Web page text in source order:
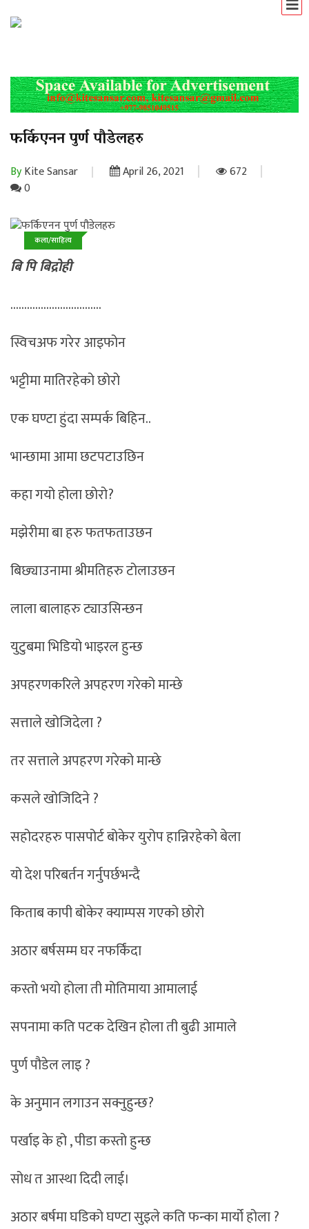
फर्किएनन पुर्ण पौडेलहरु
ByKite Sansar April 26, 2021
672
0
कला/साहित्य
बि पि बिद्रोही
……………………………
स्विचअफ गरेर आइफोन
भट्टीमा मातिरहेको छोरो
एक घण्टा हुंदा सम्पर्क बिहिन..
भान्छामा आमा छटपटाउछिन
कहा गयो होला छोरो?
मझेरीमा बा हरु फतफताउछन
बिछ्याउनामा श्रीमतिहरु टोलाउछन
लाला बालाहरु ट्याउसिन्छन
युटुबमा भिडियो भाइरल हुन्छ
अपहरणकरिले अपहरण गरेको मान्छे
सत्ताले खोजिदेला ?
तर सत्ताले अपहरण गरेको मान्छे
कसले खोजिदिने ?
सहोदरहरु पासपोर्ट बोकेर युरोप हान्निरहेको बेला
यो देश परिबर्तन गर्नुपर्छभन्दै
किताब कापी बोकेर क्याम्पस गएको छोरो
अठार बर्षसम्म घर नफर्किंदा
कस्तो भयो होला ती मोतिमाया आमालाई
सपनामा कति पटक देखिन होला ती बुढी आमाले
पुर्ण पौडेल लाइ ?
के अनुमान लगाउन सक्नुहुन्छ?
पर्खाइ के हो , पीडा कस्तो हुन्छ
सोध त आस्था दिदी लाई।
अठार बर्षमा घडिको घण्टा सुइले कति फन्का मार्यो होला ?